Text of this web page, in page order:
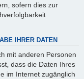
sofern dies zur
IHRER DATEN
mit anderen Personen
dass die Daten Ihres
im Internet zugänglich